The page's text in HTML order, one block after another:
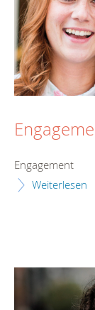
Engagement
Weiterlesen